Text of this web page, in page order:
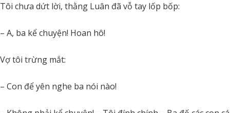
Tôi chưa dứt lời, thằng Luân đã vỗ tay lốp bốp:
– A, ba kể chuyện! Hoan hô!
Vợ tôi trừng mắt:
– Con để yên nghe ba nói nào!